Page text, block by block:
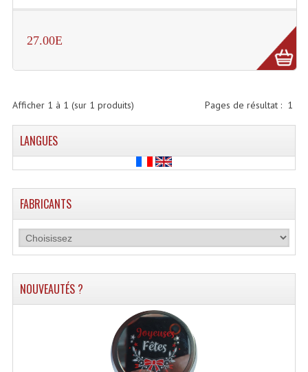
Enceintes Et Caissons Basses
Packs Sono
Enceintes Amplifiées Actives
Enceintes, Système Amplifiés
Enceintes (Ecoutes De Studio)
Enceintes Autonomes Portables Amplifiées
27.00E
Pages de résultat : 1
Afficher 1 à 1 (sur 1 produits)
LANGUES
FABRICANTS
NOUVEAUTÉS ?